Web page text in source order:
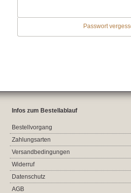
Passwort
Infos zum Bestellablauf
Bestellvorgang
Zahlungsarten
Versandbedingungen
Widerruf
Datenschutz
AGB